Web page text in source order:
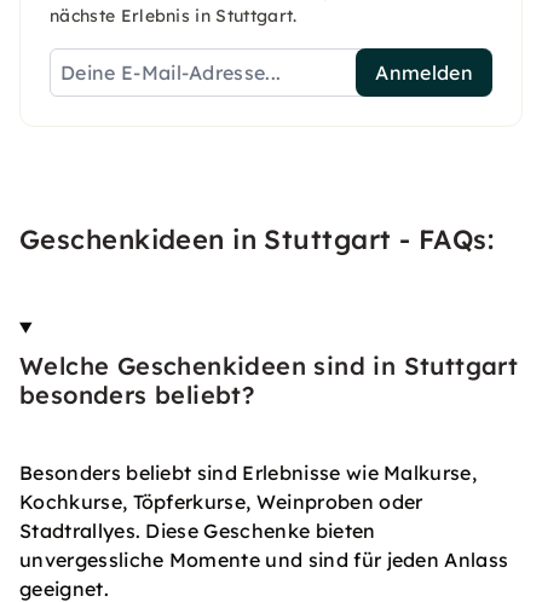
nächste Erlebnis in Stuttgart.
Anmelden
Geschenkideen in Stuttgart - FAQs:
Welche Geschenkideen sind in Stuttgart
besonders beliebt?
Besonders beliebt sind Erlebnisse wie Malkurse,
Kochkurse, Töpferkurse, Weinproben oder
Stadtrallyes. Diese Geschenke bieten
unvergessliche Momente und sind für jeden Anlass
geeignet.